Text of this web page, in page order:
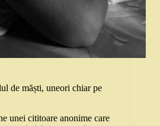
de măști, uneori chiar pe
unei cititoare anonime care